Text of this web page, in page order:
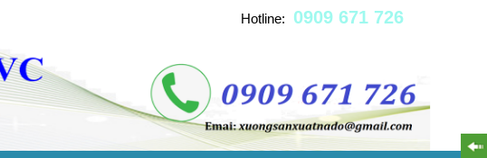
Hotline: 0909 671 726